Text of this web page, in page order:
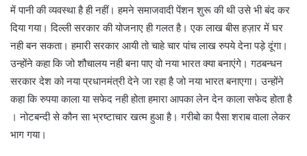
में पानी की व्यवस्था है ही नहीं। हमने समाजवादी पेंशन शुरू की थी उसे भी बंद कर
दिया गया। दिल्ली सरकार की योजनाए ही गलत है। एक लाख बीस हज़ार में घर
नही बन सकता। हमारी सरकार आयी तो चाहे चार पांच लाख रुपये देना पड़े दूंगा।
उन्होंने कहा कि जो शौचालय नही बना पाए वो नया भारत क्या बनाएंगे। गठबन्धन
सरकार देश को नया प्रधानमंत्री देने जा रहा है जो नया भारत बनाएगा। उन्होंने
कहा कि रुपया काला या सफेद नही होता हमारा आपका लेन देन काला सफेद होता है
। नोटबन्दी से कौन सा भ्रष्टाचार खत्म हुआ है। गरीबो का पैसा शराब वाला लेकर
भाग गया।